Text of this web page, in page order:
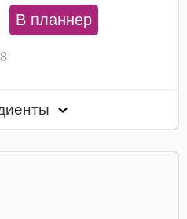
В планнер